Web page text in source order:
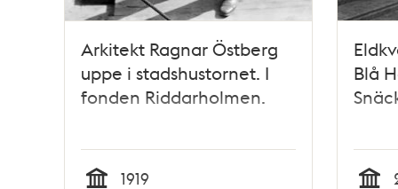
Arkitekt Ragnar Östberg
uppe i stadshustornet. I
fonden Riddarholmen.
1919
Blå